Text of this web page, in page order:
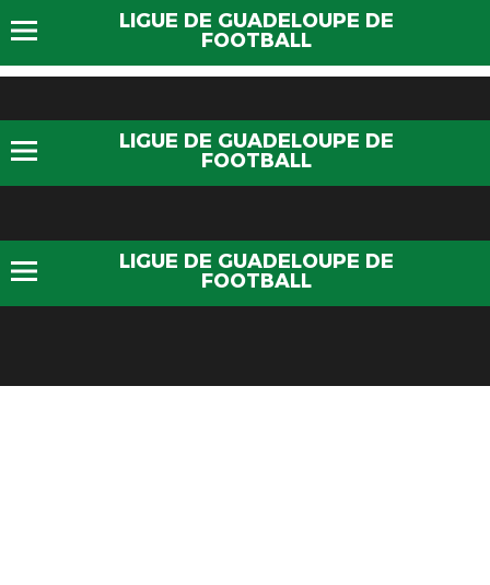
LIGUE DE GUADELOUPE DE
FOOTBALL